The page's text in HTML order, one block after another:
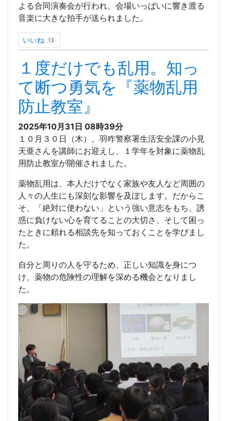
よる合同演奏会が行われ、会場いっぱいに響き渡る
音楽に大きな拍手が送られました。
いいね 13
１度だけでも乱用。知っ
て断つ勇気を『薬物乱用
防止教室』
2025年10月31日 08時39分
１０月３０日（木）、羽咋警察署生活安全課の小見
天亜さんを講師にお迎えし、１学年を対象に薬物乱
用防止教室が開催されました。
薬物乱用は、本人だけでなく家族や友人など周囲の
人々の人生にも深刻な影響を及ぼします。だからこ
そ、「絶対に使わない」という強い意志をもち、誘
惑に負けない心を育てることの大切さ、そして困っ
たときに頼れる相談先を知っておくことを学びまし
た。
自分と周りの人を守るため、正しい知識を身につ
け、薬物の危険性の理解を深める機会となりまし
た。